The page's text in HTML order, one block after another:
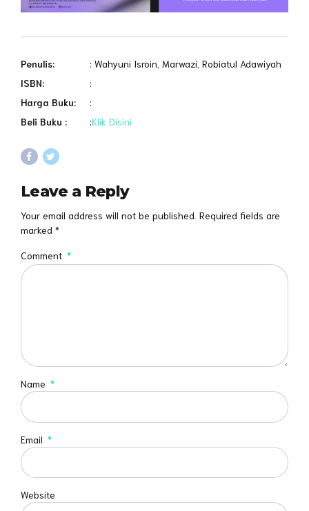
Penulis:
: Wahyuni Isroin, Marwazi, Robiatul Adawiyah
ISBN:
:
Harga Buku:
:
Beli Buku :
:Klik Disini
Leave a Reply
Your email address will not be published. Required fields are
marked *
Comment *
Name *
Email *
Website